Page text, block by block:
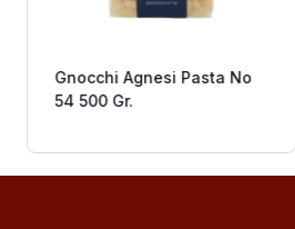
Gnocchi Agnesi Pasta No
54 500 Gr.